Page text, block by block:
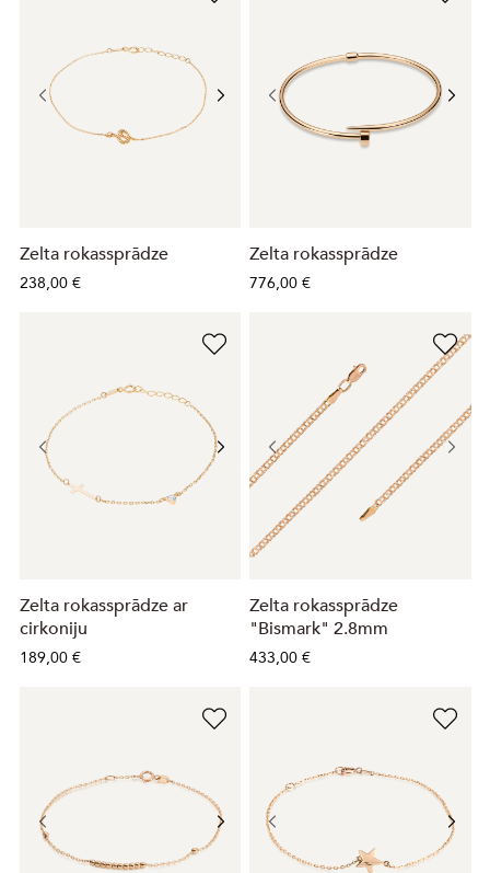
Zelta rokassprādze
238,00 €
Zelta rokassprādze
776,00 €
Zelta rokassprādze ar
cirkoniju
189,00 €
Zelta rokassprādze
"Bismark" 2.8mm
433,00 €